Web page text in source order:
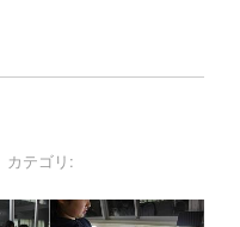
カテゴリ: